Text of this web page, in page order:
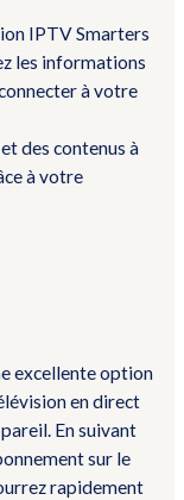
IPTV Smarters
les informations
à votre
des contenus à
à votre
excellente option
en direct
En suivant
sur le
rapidement